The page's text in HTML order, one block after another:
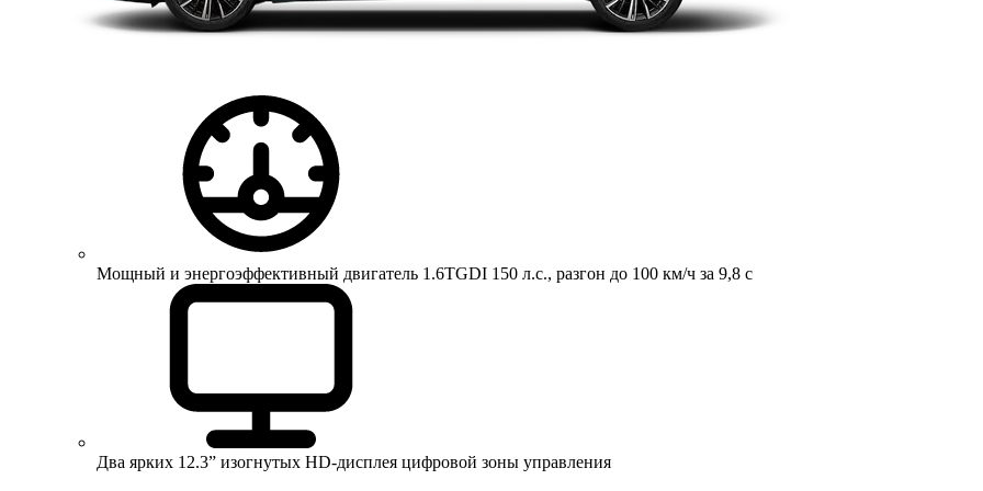
Мощный и энергоэффективный двигатель 1.6TGDI 150 л.с., разгон до 100 км/ч за 9,8 с
Два ярких 12.3” изогнутых HD-дисплея цифровой зоны управления